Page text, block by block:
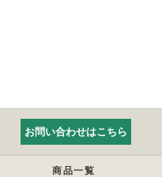
お問い合わせはこちら
商品一覧